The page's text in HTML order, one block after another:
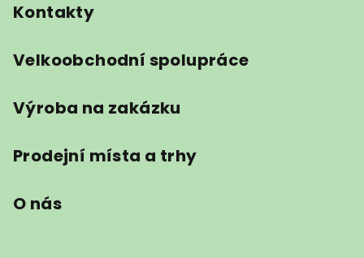
Kontakty
Velkoobchodní spolupráce
Výroba na zakázku
Prodejní místa a trhy
O nás